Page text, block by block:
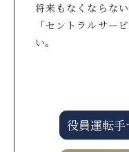
将来もなくならな
「セントラルサー
い。
役員運転